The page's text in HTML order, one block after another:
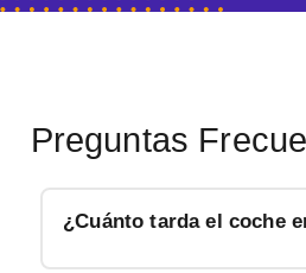
Preguntas
¿Cuánto tarda el coche